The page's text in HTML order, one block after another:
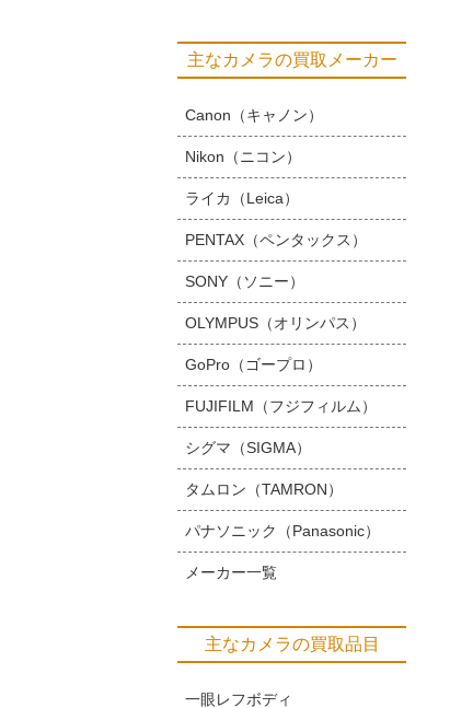
主なカメラの買取メーカー
Canon（キャノン）
Nikon（ニコン）
ライカ（Leica）
PENTAX（ペンタックス）
SONY（ソニー）
OLYMPUS（オリンパス）
GoPro（ゴープロ）
FUJIFILM（フジフィルム）
シグマ（SIGMA）
タムロン（TAMRON）
パナソニック（Panasonic）
メーカー一覧
主なカメラの買取品目
一眼レフボディ